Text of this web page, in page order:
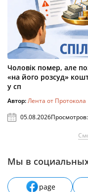
Чоловік помер, але
«на його розсуд»
у сп
Автор:Лента от Протокола
05.08.2026Просмотров:
Мы в социальных
page